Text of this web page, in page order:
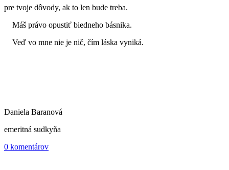
pre tvoje dôvody, ak to len bude treba.
Máš právo opustiť biedneho básnika.
Veď vo mne nie je nič, čím láska vyniká.
Daniela Baranová
emeritná sudkyňa
0 komentárov